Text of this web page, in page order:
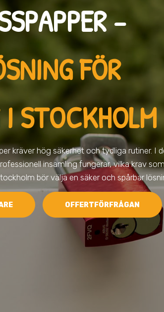
–
FÖR
STOCKHOLM
kräver hög säkerhet och tydliga rutiner. I
insamling fungerar, vilka krav som
bör välja en säker och spårbar
OFFERTFÖRFRÅGAN